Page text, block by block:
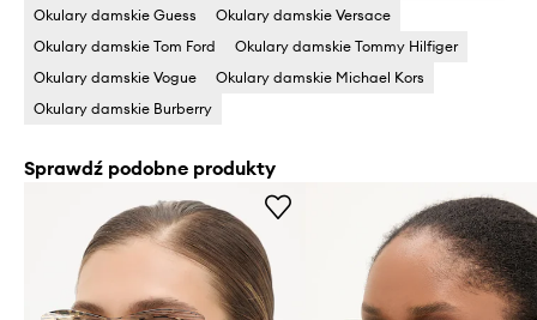
Okulary damskie Guess
Okulary damskie Versace
Okulary damskie Tom Ford
Okulary damskie Tommy Hilfiger
Okulary damskie Vogue
Okulary damskie Michael Kors
Okulary damskie Burberry
Sprawdź podobne produkty